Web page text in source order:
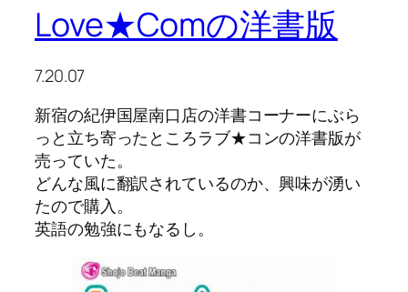
Love★Comの洋書版
7.20.07
新宿の紀伊国屋南口店の洋書コーナーにぶら
っと立ち寄ったところラブ★コンの洋書版が
売っていた。
どんな風に翻訳されているのか、興味が湧い
たので購入。
英語の勉強にもなるし。